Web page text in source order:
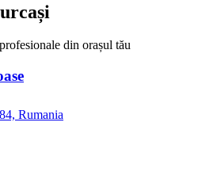
din orașul tău
Rumania